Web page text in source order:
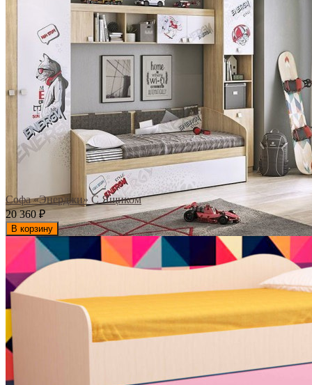
Софа «Энерджи» С Ящиком
20 360₽
В корзину